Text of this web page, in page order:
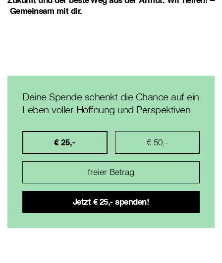
Gemeinsam mit dir.
Deine Spende schenkt die Chance auf ein
Leben voller Hoffnung und Perspektiven
€ 25,- € 50,-